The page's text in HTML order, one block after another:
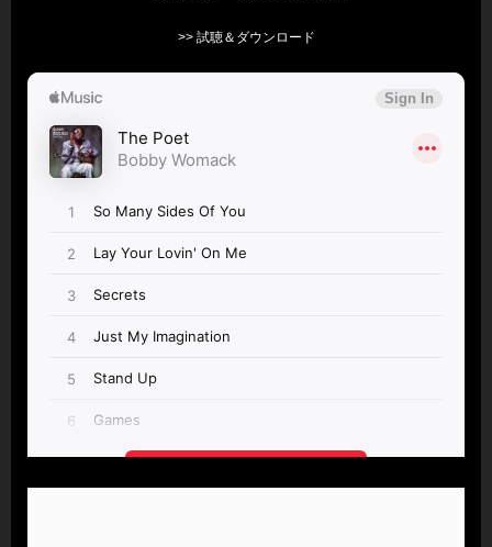
>> 試聴＆ダウンロード